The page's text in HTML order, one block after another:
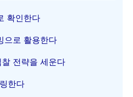
확인한다
으로 활용한다
전략을 세운다
한다